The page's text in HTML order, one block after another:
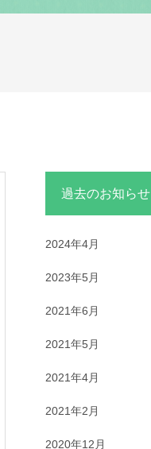
過去のお知らせ
2024年4月
2023年5月
2021年6月
2021年5月
2021年4月
2021年2月
2020年12月